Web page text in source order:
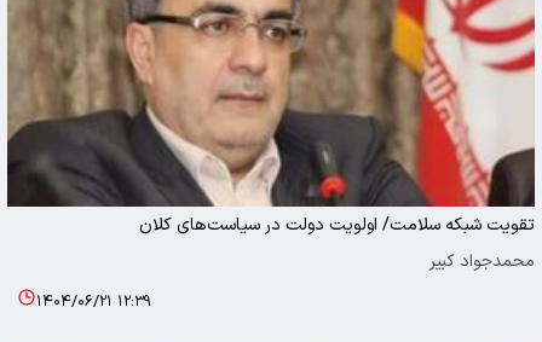
تقویت شبکه سلامت/ اولویت دولت در سیاست‌های کلان
محمدجواد کبیر
۱۴۰۴/۰۶/۲۱ ۱۲:۳۹